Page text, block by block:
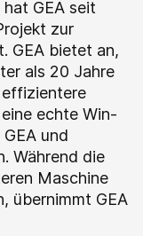
GEA seit
zur
GEA bietet an,
als 20 Jahre
echte Win-
und
Während die
Maschine
übernimmt GEA